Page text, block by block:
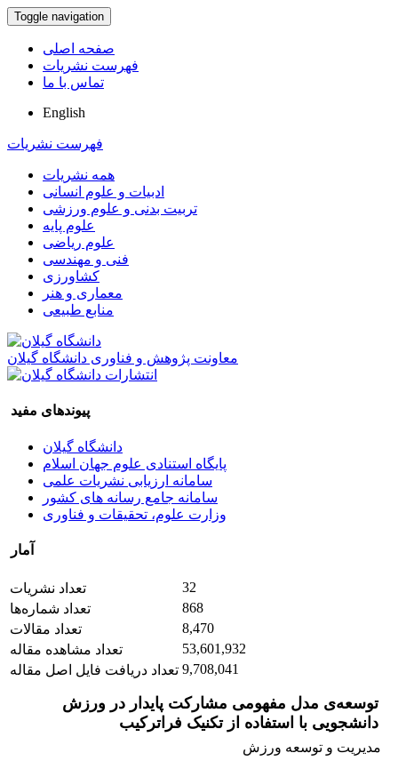
Toggle navigation
صفحه اصلی
فهرست نشریات
تماس با ما
English
فهرست نشریات
همه نشریات
ادبیات و علوم انسانی
تربیت بدنی و علوم ورزشی
علوم پایه
علوم ریاضی
فنی و مهندسی
کشاورزی
معماری و هنر
منابع طبیعی
معاونت پژوهش و فناوری دانشگاه گیلان
پیوندهای مفید
دانشگاه گیلان
پایگاه استنادی علوم جهان اسلام
سامانه ارزیابی نشریات علمی
سامانه جامع رسانه های کشور
وزارت علوم، تحقیقات و فناوری
آمار
تعداد نشریات
32
تعداد شماره‌ها
868
تعداد مقالات
8,470
تعداد مشاهده مقاله
53,601,932
تعداد دریافت فایل اصل مقاله 9,708,041
توسعه‌ی مدل مفهومی مشارکت پایدار در ورزش
دانشجویی با استفاده از تکنیک فراترکیب
مدیریت و توسعه ورزش